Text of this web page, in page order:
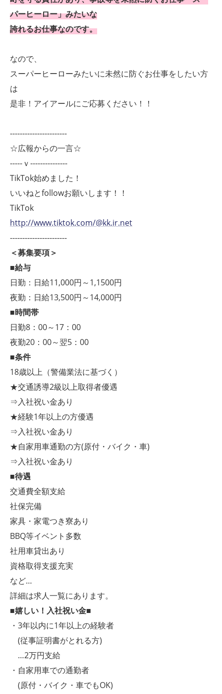
パーヒーロー」みたいな
誇れるお仕事なのです。
なので、
スーパーヒーローみたいに未然に防ぐお仕事をしたい方
は
是非！アイアールにご応募ください！！
-----------------------
☆広報からの一言☆
-----ｖ---------------
TikTok始めました！
いいねとfollowお願いします！！
TikTok
http://www.tiktok.com/@kk.ir.net
-----------------------
＜募集要項＞
■給与
日勤：日給11,000円～1,1500円
夜勤：日給13,500円～14,000円
■時間帯
日勤8：00～17：00
夜勤20：00～翌5：00
■条件
18歳以上（警備業法に基づく）
★交通誘導2級以上取得者優遇
⇒入社祝い金あり
★経験1年以上の方優遇
⇒入社祝い金あり
★自家用車通勤の方(原付・バイク・車)
⇒入社祝い金あり
■待遇
交通費全額支給
社保完備
家具・家電つき寮あり
BBQ等イベント多数
社用車貸出あり
資格取得支援充実
など…
詳細は求人一覧にあります。
■嬉しい！入社祝い金■
・3年以内に1年以上の経験者
(従事証明書がとれる方)
…2万円支給
・自家用車での通勤者
(原付・バイク・車でもOK)